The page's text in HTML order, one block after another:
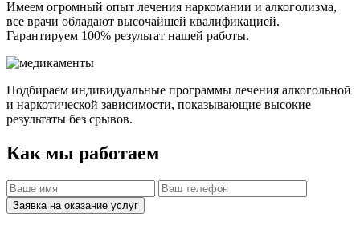
Имеем огромный опыт лечения наркомании и алкоголизма,
все врачи обладают высочайшей квалификацией.
Гарантируем 100% результат нашей работы.
Подбираем индивидуальные программы лечения алкогольной
и наркотической зависимости, показывающие высокие
результаты без срывов.
Как мы работаем
Заявка на оказание услуг